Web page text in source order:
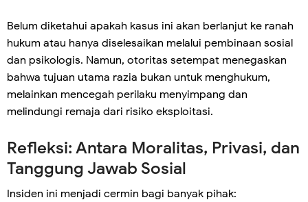
Belum diketahui apakah kasus ini akan berlanjut ke ranah
hukum atau hanya diselesaikan melalui pembinaan sosial
dan psikologis. Namun, otoritas setempat menegaskan
bahwa tujuan utama razia bukan untuk menghukum,
melainkan mencegah perilaku menyimpang dan
melindungi remaja dari risiko eksploitasi.
Refleksi: Antara Moralitas, Privasi, dan
Tanggung Jawab Sosial
Insiden ini menjadi cermin bagi banyak pihak: